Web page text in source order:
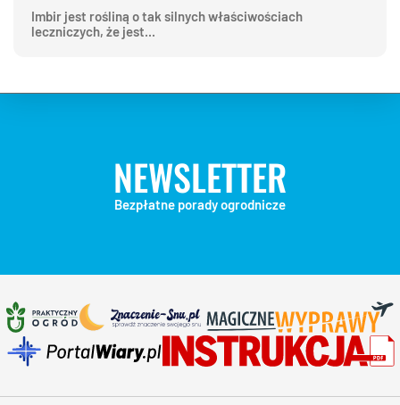
Imbir jest rośliną o tak silnych właściwościach
leczniczych, że jest...
NEWSLETTER
Bezpłatne porady ogrodnicze